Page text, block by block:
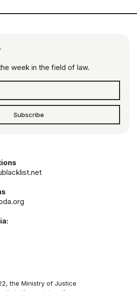
week in the field of law.
Subscribe
the Ministry of Justice